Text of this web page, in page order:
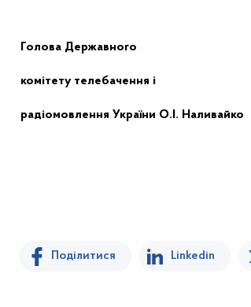
Голова Державного
комітету телебачення і
радіомовлення України О.І. Наливайко
Поділитися Linkedin